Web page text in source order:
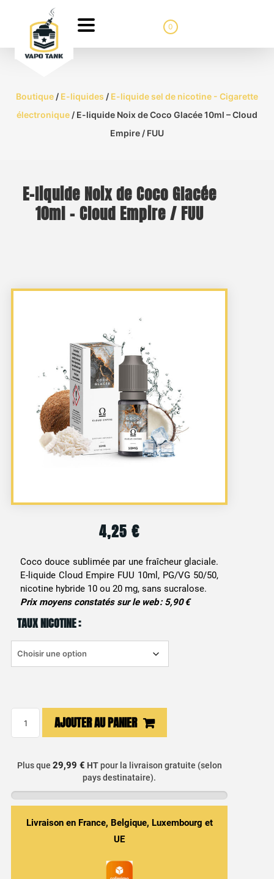
0
Boutique/ E-liquides / E-liquide sel de nicotine - Cigarette
électronique/ E-liquide Noix de Coco Glacée 10ml – Cloud
Empire / FUU
E-liquide Noix de Coco Glacée
10ml – Cloud Empire / FUU
4,25 €
Coco douce sublimée par une fraîcheur glaciale.
E-liquide Cloud Empire FUU 10ml, PG/VG 50/50,
nicotine hybride 10 ou 20 mg, sans sucralose.
Prix moyens constatés sur le web : 5,90 €
TAUX NICOTINE :
liquide
de
Coco
Glacée
AJOUTER AU PANIER
Plus que 29,99 € HTpour la livraison gratuite (selon
pays destinataire).
Livraison en France, Belgique, Luxembourg et
UE